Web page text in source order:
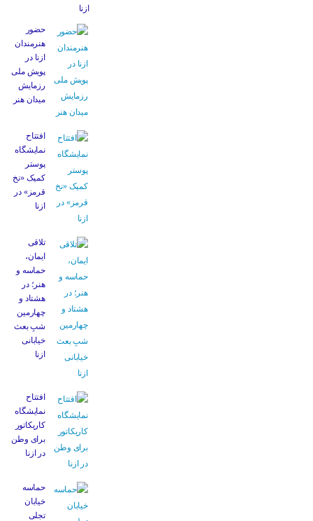
ازنا
حضور
هنرمندان
ازنا در
پویش ملی
رزمایش
میدان هنر
افتتاح
نمایشگاه
پوستر
کمیک «نخ
قرمز» در
ازنا
تلاقی
ایمان،
حماسه و
هنر؛ در
هشتاد و
چهارمین
شبِ بعث
خیابانی
ازنا
افتتاح
نمایشگاه
کاریکاتور
برای وطن
در ازنا
حماسه
خیابان
تجلی